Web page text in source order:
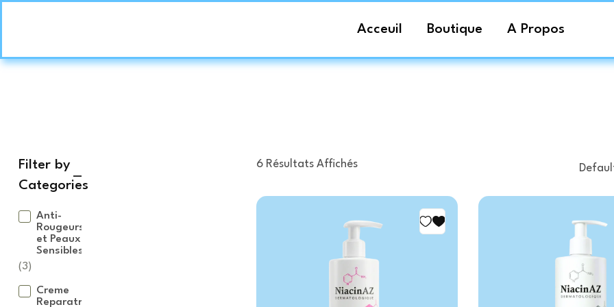
Acceuil Boutique A Propos
Filter by
Categories
Anti-
Rougeurs
et Peaux
Sensibles
(3)
Creme
Reparatrice
6 Résultats Affichés